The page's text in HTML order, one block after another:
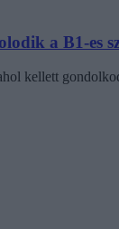
a B1-es
kellett